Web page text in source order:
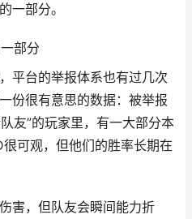
一部分。
部分
平台的举报体系也有过几次
份很有意思的数据：被举报
友”的玩家里，有一大部分本
可观，但他们的胜率长期在
害，但队友会瞬间能力折